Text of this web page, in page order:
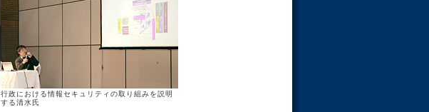
行政における情報セキュリティの取り組みを説明
する清水氏